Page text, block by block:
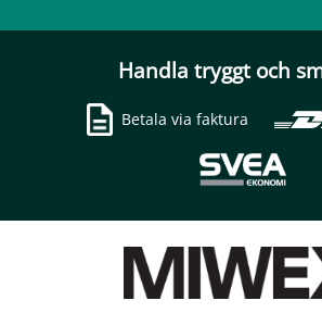
Handla tryggt och
Betala via faktura